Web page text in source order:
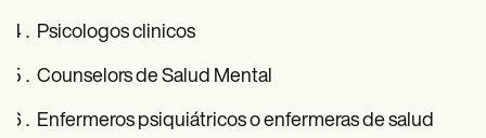
Psicologos clinicos
Counselors de Salud Mental
Enfermeros psiquiátricos o enfermeras de salud